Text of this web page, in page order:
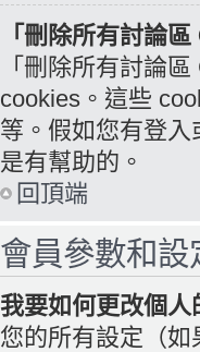
「刪除所有討論
「刪除所有討論
cookies。這些
等。假如您有登
是有幫助的。
回頂端
會員參數和設
我要如何更改個人
您的所有設定（